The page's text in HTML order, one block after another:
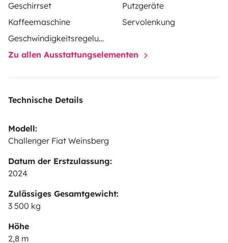
Geschirrset
Putzgeräte
Kaffeemaschine
Servolenkung
Geschwindigkeitsregelung
Zu allen Ausstattungselementen
Technische Details
Modell:
Challenger Fiat Weinsberg
Datum der Erstzulassung:
2024
Zulässiges Gesamtgewicht:
3 500 kg
Höhe
2,8 m